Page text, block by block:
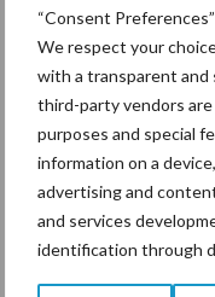
“Consent
We respect your
with a transparent and
third-party vendors
purposes and special
information on a
advertising and
and services
identification through
investeringsaftrek
hoog en dan ga je een
al snel heel
in 1,5 jaar hebben
energie natuurlijk flink
investering. Het werkt
langzaam aan en
licht. Anders dan bij
vloer, daar waar (je) het